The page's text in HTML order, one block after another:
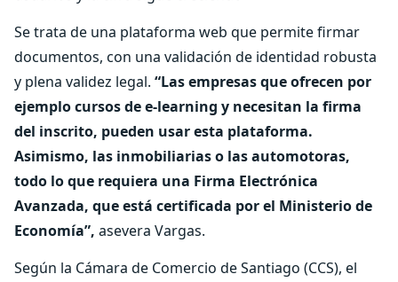
Se trata de una plataforma web que permite firmar
documentos, con una validación de identidad robusta
y plena validez legal. “Las empresas que ofrecen por
ejemplo cursos de e-learning y necesitan la firma
del inscrito, pueden usar esta plataforma.
Asimismo, las inmobiliarias o las automotoras,
todo lo que requiera una Firma Electrónica
Avanzada, que está certificada por el Ministerio de
Economía”, asevera Vargas.
Según la Cámara de Comercio de Santiago (CCS), el